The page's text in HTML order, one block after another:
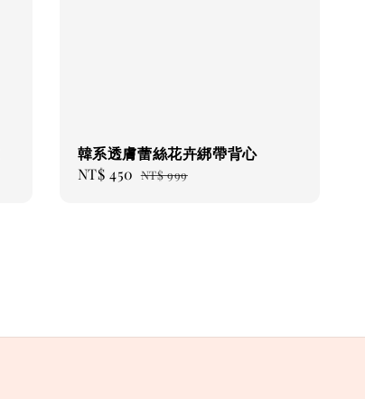
韓系透膚蕾絲花卉綁帶背心
Sale
NT$ 450 Regular
NT$ 999